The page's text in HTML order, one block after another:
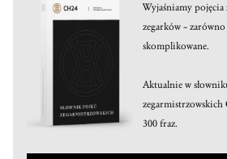
Wyjaśniamy pojęcia
zegarków –
skomplikowane.
Aktualnie w
zegarmistrzowskich
300 fraz.